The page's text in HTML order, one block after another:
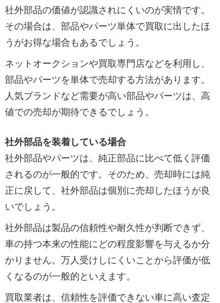
社外部品の価値が認識されにくいのが実情です。
その場合は、部品やパーツ単体で買取に出したほ
うがお得な場合もあるでしょう。
ネットオークションや買取専門店などを利用し、
部品やパーツを単体で売却する方法があります。
人気ブランドなど需要が高い部品やパーツは、高
値での売却が期待できるでしょう。
社外部品を装着している場合
社外部品やパーツは、純正部品に比べて低く評価
されるのが一般的です。そのため、売却時には純
正に戻して、社外部品は個別に売却したほうが良
いでしょう。
社外部品は製品の信頼性や耐久性が判断できず、
車の持つ本来の性能にどの程度影響を与えるか分
かりません。万人受けしにくいことから評価が低
くなるのが一般的といえます。
買取業者は、信頼性を評価できない車に高い査定